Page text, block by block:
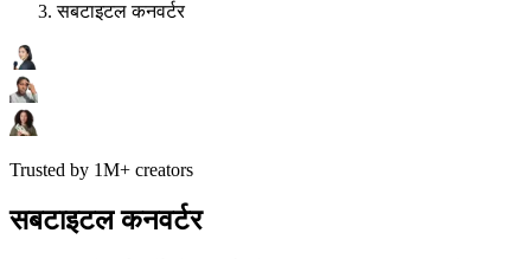
सबटाइटल कनवर्टर
Trusted by 1M+ creators
सबटाइटल कनवर्टर